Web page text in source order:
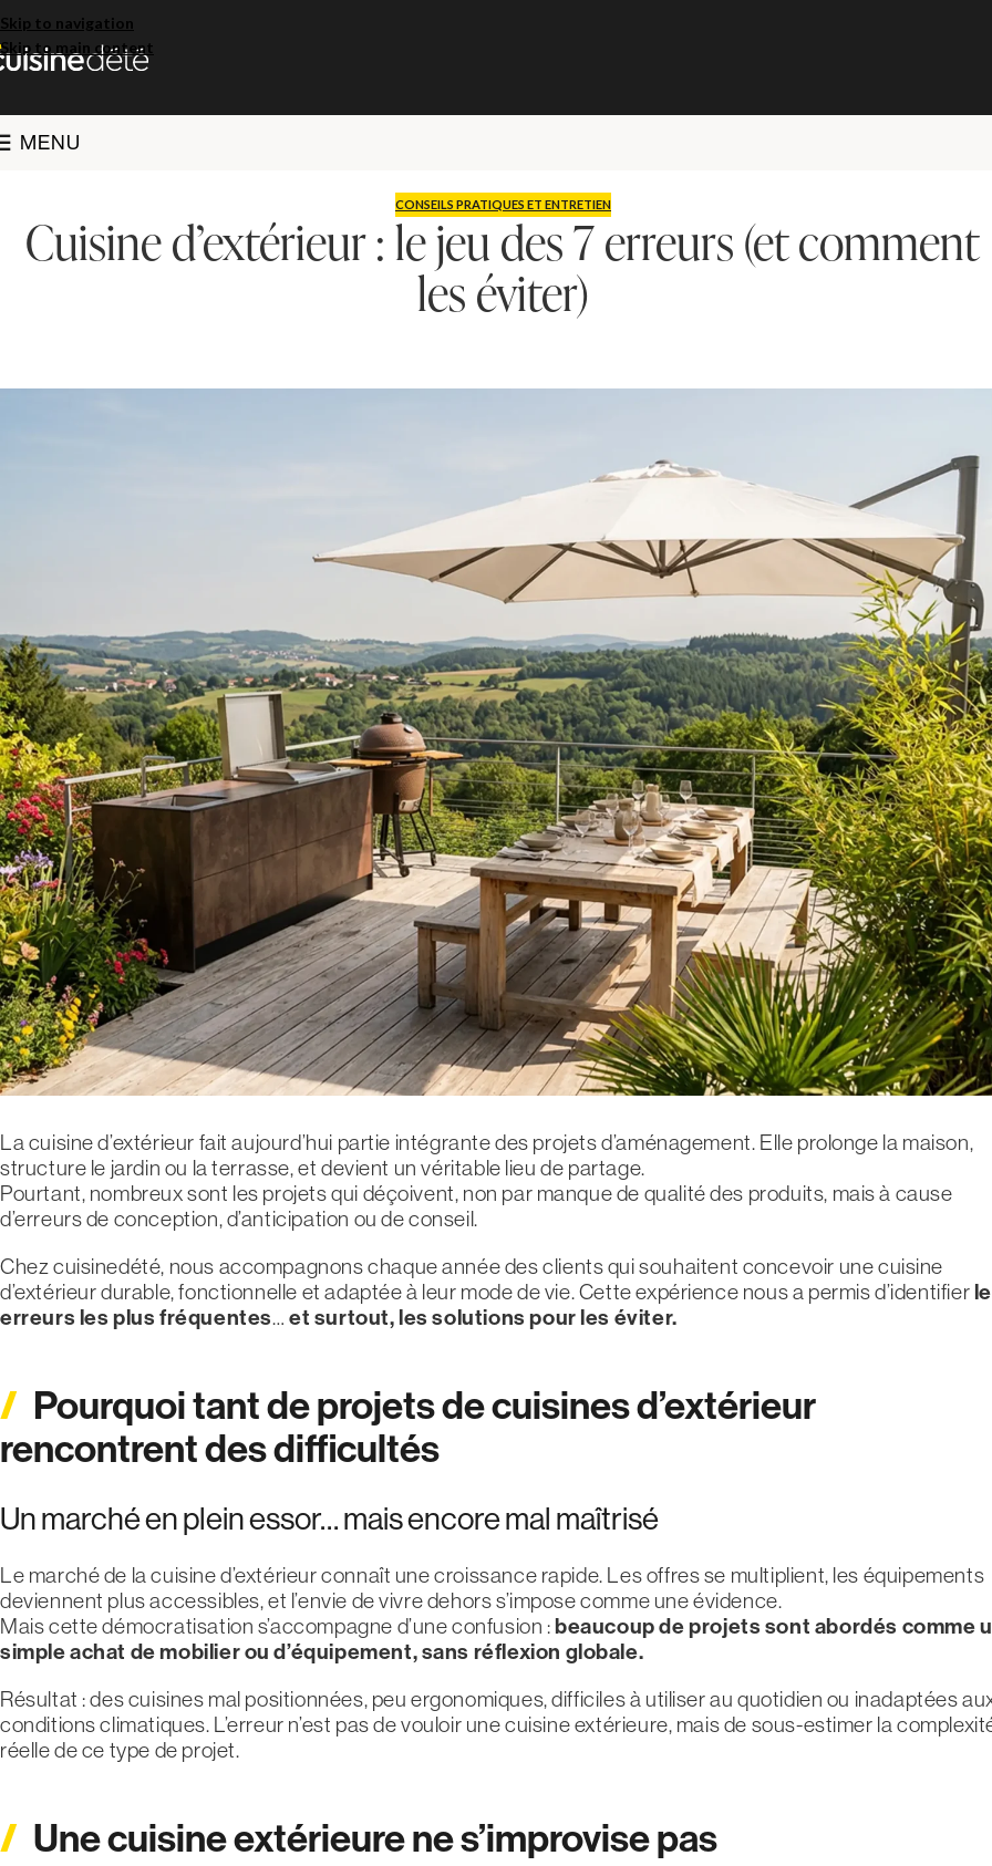
Skip to navigation
Skip to main content
MENU
CONSEILS PRATIQUES ET ENTRETIEN
Cuisine d’extérieur : le jeu des 7 erreurs (et comment
les éviter)
La cuisine d’extérieur fait aujourd’hui partie intégrante des projets d’aménagement. Elle prolonge la maison,
structure le jardin ou la terrasse, et devient un véritable lieu de partage.
Pourtant, nombreux sont les projets qui déçoivent, non par manque de qualité des produits, mais à cause
d’erreurs de conception, d’anticipation ou de conseil.
Chez cuisinedété, nous accompagnons chaque année des clients qui souhaitent concevoir une cuisine
d’extérieur durable, fonctionnelle et adaptée à leur mode de vie. Cette expérience nous a permis d’identifier
erreurs les plus fréquentes… et surtout, les solutions pour les éviter.
Pourquoi tant de projets de cuisines d’extérieur
rencontrent des difficultés
Un marché en plein essor… mais encore mal maîtrisé
Le marché de la cuisine d’extérieur connaît une croissance rapide. Les offres se multiplient, les équipements
deviennent plus accessibles, et l’envie de vivre dehors s’impose comme une évidence.
Mais cette démocratisation s’accompagne d’une confusion :beaucoup de projets sont abordés comme
simple achat de mobilier ou d’équipement, sans réflexion globale.
Résultat : des cuisines mal positionnées, peu ergonomiques, difficiles à utiliser au quotidien ou inadaptées
conditions climatiques. L’erreur n’est pas de vouloir une cuisine extérieure, mais de sous-estimer la
réelle de ce type de projet.
Une cuisine extérieure ne s’improvise pas